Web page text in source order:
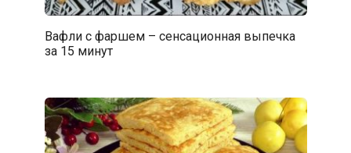
Вафли с фаршем – сенсационная выпечка
за 15 минут